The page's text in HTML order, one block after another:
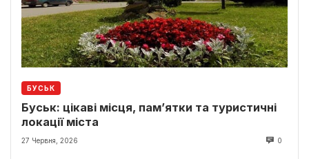
БУСЬК
Буськ: цікаві місця, пам’ятки та туристичні
локації міста
27 Червня, 2026 0